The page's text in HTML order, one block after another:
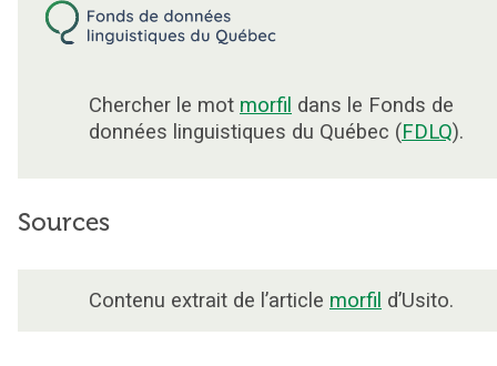
Chercher le mot morfil dans le Fonds de
données linguistiques du Québec (FDLQ).
Sources
Contenu extrait de l’article morfil d’Usito.